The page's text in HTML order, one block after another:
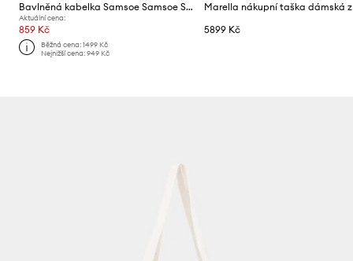
Bavlněná kabelka Samsoe Samsoe SAPRINT
Aktuální cena:
859 Kč
Běžná cena:1499 Kč
Nejnižší cena:949 Kč
5899 Kč